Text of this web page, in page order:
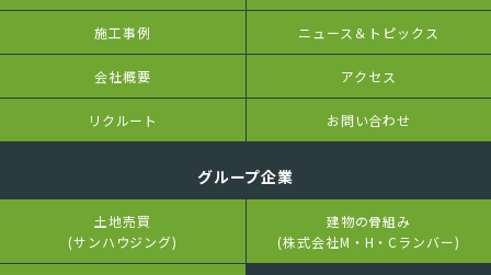
施工事例 ニュース＆トピックス
会社概要 アクセス
リクルート お問い合わせ
グループ企業
土地売買
(サンハウジング)
建物の骨組み
(株式会社M・H・Cランバー)